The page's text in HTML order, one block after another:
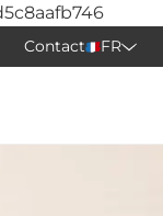
Contact FR